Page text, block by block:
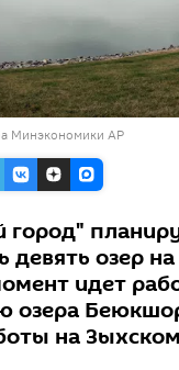
Минэкономики АР
девять озер
идет
озера
на